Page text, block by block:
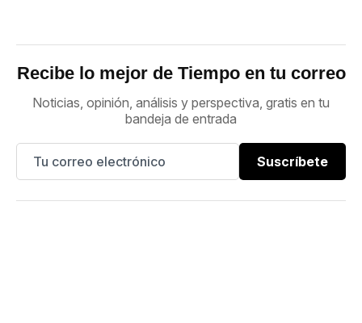
Recibe lo mejor de Tiempo en tu correo
Noticias, opinión, análisis y perspectiva, gratis en tu
bandeja de entrada
Suscríbete